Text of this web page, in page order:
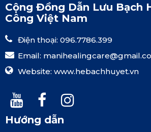
Cộng Đồng Dẫn Lưu Bạch
Công Việt Nam
Điện thoại: 096.7786.399
Email:
Website: www.hebachhuyet.vn
Hướng dẫn